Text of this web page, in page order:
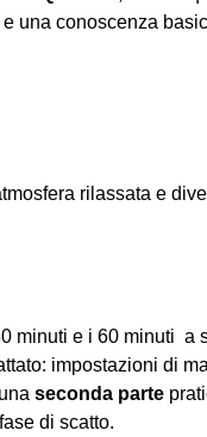
una conoscenza
rilassata e
minuti e i 60 minuti  a
impostazioni di
seconda parte
di scatto.